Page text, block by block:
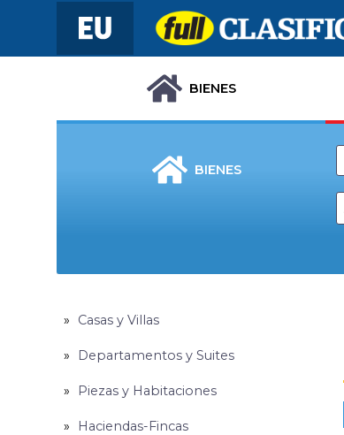
BIENES
BIENES
Casas y Villas
Departamentos y Suites
Piezas y Habitaciones
Haciendas-Fincas